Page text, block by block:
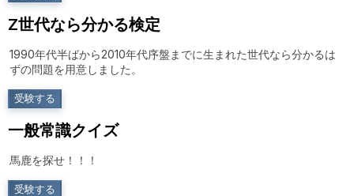
Z世代なら分かる検定
1990年代半ばから2010年代序盤までに生まれた世代なら分かるは
ずの問題を用意しました。
受験する
一般常識クイズ
馬鹿を探せ！！！
受験する